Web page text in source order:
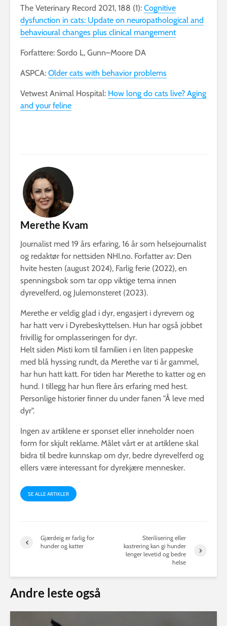
The Veterinary Record 2021, 188 (1): Cognitive
dysfunction in cats: Update on neuropathological and
behavioural changes plus clinical mangement
Forfattere: Sordo L, Gunn–Moore DA
ASPCA: Older cats with behavior problems
Vetwest Animal Hospital: How long do cats live? Aging
and your feline
Merethe Kvam
Journalist med 19 års erfaring, 16 år som helsejournalist
og redaktør for nettsiden NHI.no. Forfatter av: Den
hvite hesten (august 2024), Farlig ferie (2022), en
spenningsbok som tar opp viktige tema innen
dyrevelferd, og Julemonsteret (2023).
Merethe er veldig glad i dyr, engasjert i dyrevern og
har hatt verv i Dyrebeskyttelsen. Hun har også jobbet
frivillig for omplasseringen for dyr.
Helt siden Misti kom til familien i en liten pappeske
med blå hyssing rundt, da Merethe var ti år gammel,
har hun hatt katt. For tiden har Merethe to katter og en
hund. I tillegg har hun flere års erfaring med hest.
Personlige historier finner du under fanen "Å leve med
dyr".
Ingen av artiklene er sponset eller inneholder noen
form for skjult reklame. Målet vårt er at artiklene skal
bidra til bedre kunnskap om dyr, bedre dyrevelferd og
ellers være interessant for dyrekjære mennesker.
SE ALLE ARTIKLER
Gjærdeig er farlig for
hunder og katter
Sterilisering eller
kastrering kan gi hunder
lenger levetid og bedre
helse
Andre leste også